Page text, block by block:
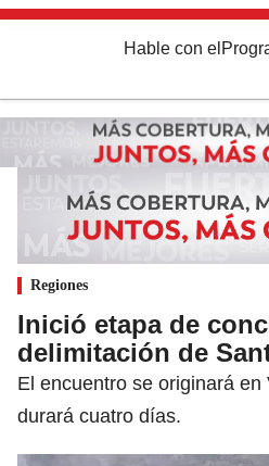
Hable con el
Regiones
Inició etapa de
delimitación de
El encuentro se originará en
durará cuatro días.